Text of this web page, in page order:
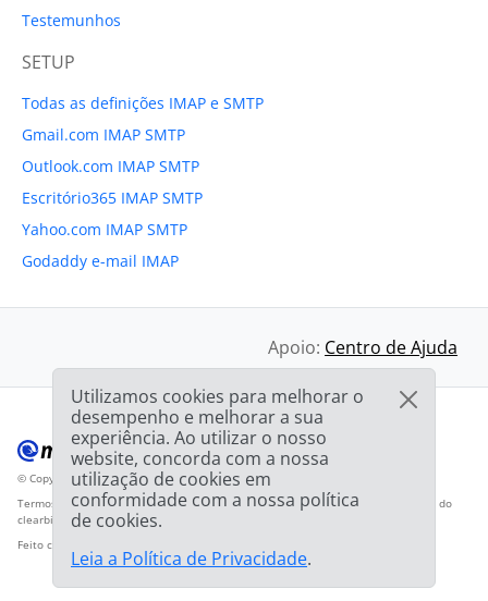
Testemunhos
SETUP
Todas as definições IMAP e SMTP
Gmail.com IMAP SMTP
Outlook.com IMAP SMTP
Escritório365 IMAP SMTP
Yahoo.com IMAP SMTP
Godaddy e-mail IMAP
Apoio: Centro de Ajuda
© Copyright 2012-2026 Mailbird™Todos os direitos reservados.
Termos de Serviço Política de Privacidade Mapa do sítio Logotipo do fornecedor do
clearbit.com
Feito com
Utilizamos cookies para melhorar o
desempenho e melhorar a sua
experiência. Ao utilizar o nosso
website, concorda com a nossa
utilização de cookies em
conformidade com a nossa política
de cookies.
Leia a Política de Privacidade.